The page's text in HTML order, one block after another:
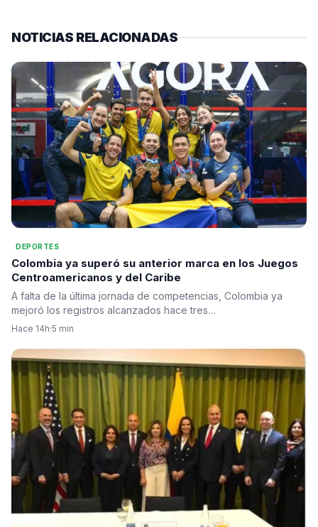
NOTICIAS RELACIONADAS
DEPORTES
Colombia ya superó su anterior marca en los Juegos
Centroamericanos y del Caribe
A falta de la última jornada de competencias, Colombia ya
mejoró los registros alcanzados hace tres…
Hace 14h·5 min